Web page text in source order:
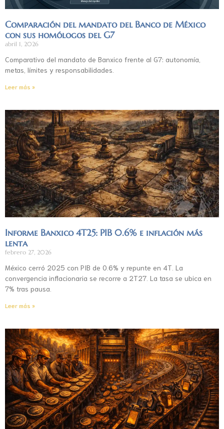
Comparación del mandato del Banco de México
con sus homólogos del G7
abril 1, 2026
Comparativo del mandato de Banxico frente al G7: autonomía,
metas, límites y responsabilidades.
Leer más »
Informe Banxico 4T25: PIB 0.6% e inflación más
lenta
febrero 27, 2026
México cerró 2025 con PIB de 0.6% y repunte en 4T. La
convergencia inflacionaria se recorre a 2T27. La tasa se ubica en
7% tras pausa.
Leer más »